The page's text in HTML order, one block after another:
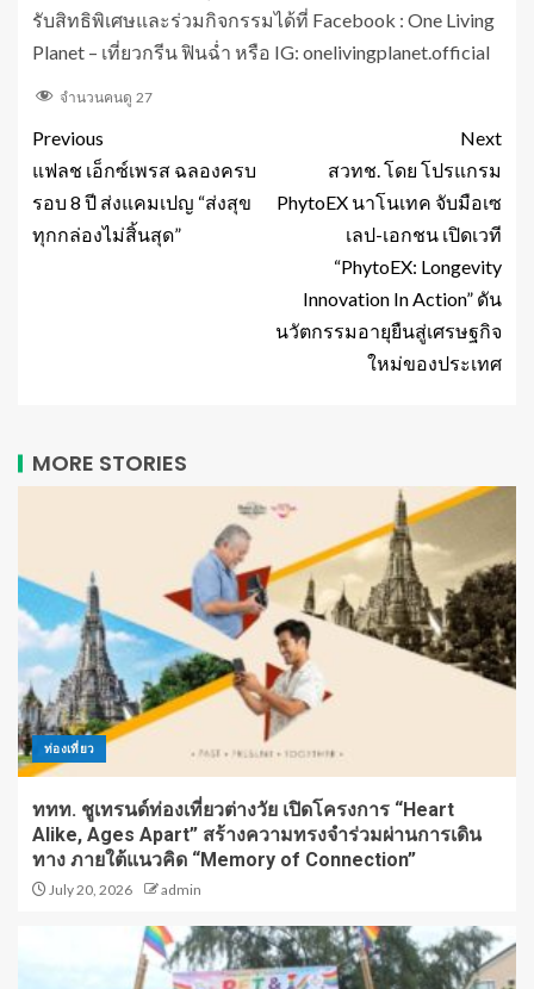
รับสิทธิพิเศษและร่วมกิจกรรมได้ที่ Facebook : One Living
Planet – เที่ยวกรีน ฟินฉ่ำ หรือ IG: onelivingplanet.official
จำนวนคนดู 27
Previous
แฟลช เอ็กซ์เพรส ฉลองครบ
รอบ 8 ปี ส่งแคมเปญ “ส่งสุข
ทุกกล่องไม่สิ้นสุด”
Next
สวทช. โดย โปรแกรม
PhytoEX นาโนเทค จับมือเซ
เลป-เอกชน เปิดเวที
“PhytoEX: Longevity
Innovation In Action” ดัน
นวัตกรรมอายุยืนสู่เศรษฐกิจ
ใหม่ของประเทศ
MORE STORIES
ท่องเที่ยว
ททท. ชูเทรนด์ท่องเที่ยวต่างวัย เปิดโครงการ “Heart
Alike, Ages Apart” สร้างความทรงจำร่วมผ่านการเดิน
ทาง ภายใต้แนวคิด “Memory of Connection”
July 20, 2026 admin